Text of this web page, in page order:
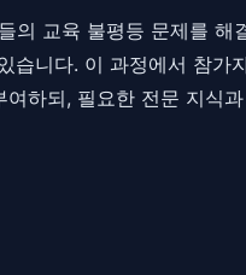
의 교육 불평등 문제를 해
니다. 이 과정에서 참가
하되, 필요한 전문 지식